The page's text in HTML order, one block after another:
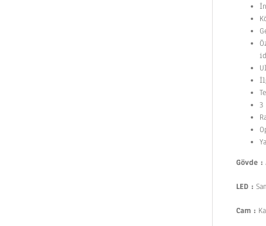
3
Gövde :
LED :
Cam :